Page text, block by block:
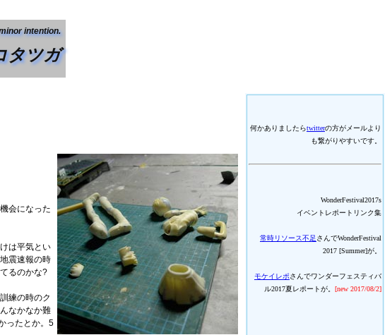
intention.
タツガ
会になった
は平気とい
震速報の時
るのかな?
練の時のク
なかなか難
ったとか。5
何かありましたらtwitterの方がメールより
も繋がりやすいです。
WonderFestival2017s
イベントレポートリンク集
常時リソース不足さんでWonderFestival
2017 [Summer]が。
モケイレポさんでワンダーフェスティバ
ル2017夏レポートが。 [new 2017/08/2]